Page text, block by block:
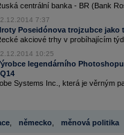
centrální banka - BR (Bank
7:37
Poseidónova trojzubce
akciové trhy v probíhajícím
10:25
legendárního
Systems Inc., která je věrným
, německo, měnová politika